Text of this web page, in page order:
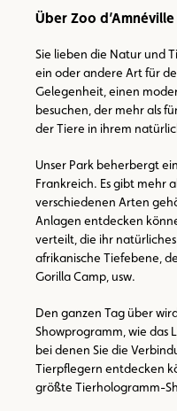
Über Zoo d’Amnéville
Sie lieben die Natur und
ein oder andere Art für
Gelegenheit, einen
besuchen, der mehr als
der Tiere in ihrem
Unser Park beherbergt
Frankreich. Es gibt mehr
verschiedenen Arten
Anlagen entdecken
verteilt, die ihr
afrikanische Tiefebene,
Gorilla Camp, usw.
Den ganzen Tag über
Showprogramm, wie das
bei denen Sie die
Tierpflegern entdecken
größte Tierhologramm-